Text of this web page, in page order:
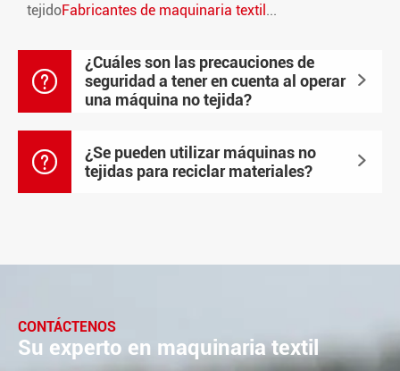
tejidoFabricantes de maquinaria textil ...

¿Cuáles son las precauciones de
seguridad a tener en cuenta al operar
una máquina no tejida?


¿Se pueden utilizar máquinas no
tejidas para reciclar materiales?

CONTÁCTENOS
Su experto en maquinaria textil